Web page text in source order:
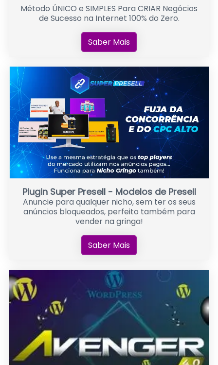
Método ÚNICO e SIMPLES Para CRIAR Negócios
de Sucesso na Internet 100% do Zero.
Saber Mais
Plugin Super Presell - Modelos de Presell
Anuncie para qualquer nicho, sem ter os seus
anúncios bloqueados, perfeito também para
vender na gringa!
Saber Mais